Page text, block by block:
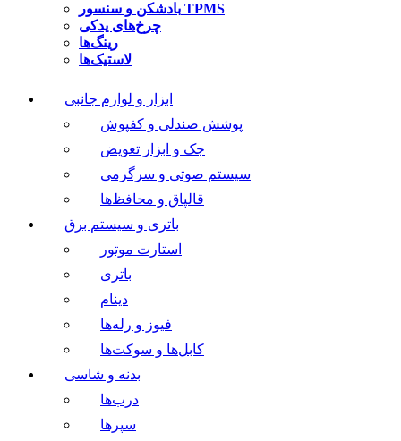
بادشکن و سنسور TPMS
چرخ‌های یدکی
رینگ‌ها
لاستیک‌ها
ابزار و لوازم جانبی
پوشش صندلی و کفپوش
جک و ابزار تعویض
سیستم صوتی و سرگرمی
قالپاق و محافظ‌ها
باتری و سیستم برق
استارت موتور
باتری
دینام
فیوز و رله‌ها
کابل‌ها و سوکت‌ها
بدنه و شاسی
درب‌ها
سپرها